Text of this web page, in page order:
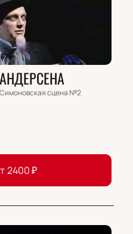
Симоновская сцена №2
2400₽